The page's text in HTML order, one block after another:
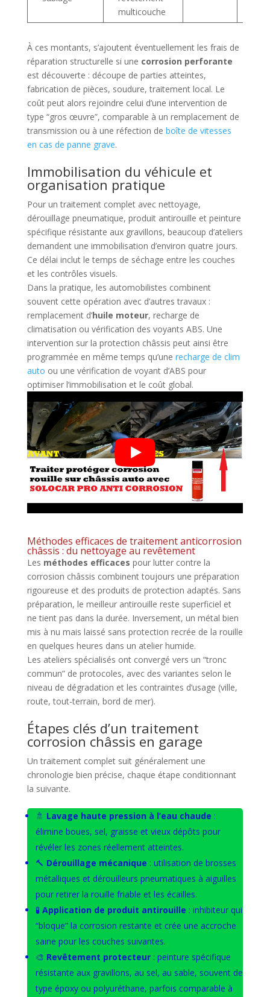
multicouche
À ces montants, s’ajoutent éventuellement les frais de
réparation structurelle si une corrosion perforante
est découverte : découpe de parties atteintes,
fabrication de pièces, soudure, traitement local. Le
coût peut alors rejoindre celui d’une intervention de
type “gros œuvre”, comparable à un remplacement de
transmission ou à une réfection de boîte de vitesses
en cas de panne grave.
Immobilisation du véhicule et
organisation pratique
Pour un traitement complet avec nettoyage,
dérouillage pneumatique, produit antirouille et peinture
spécifique résistante aux gravillons, beaucoup d’ateliers
demandent une immobilisation d’environ quatre jours.
Ce délai inclut le temps de séchage entre les couches
et les contrôles visuels.
Dans la pratique, les automobilistes combinent
souvent cette opération avec d’autres travaux :
remplacement d’huile moteur, recharge de
climatisation ou vérification des voyants ABS. Une
intervention sur la protection châssis peut ainsi être
programmée en même temps qu’une recharge de clim
auto ou une vérification de voyant d’ABS pour
optimiser l’immobilisation et le coût global.
Méthodes efficaces de traitement anticorrosion
châssis : du nettoyage au revêtement
Les méthodes efficaces pour lutter contre la
corrosion châssis combinent toujours une préparation
rigoureuse et des produits de protection adaptés. Sans
préparation, le meilleur antirouille reste superficiel et
ne tient pas dans la durée. Inversement, un métal bien
mis à nu mais laissé sans protection recrée de la rouille
en quelques heures dans un atelier humide.
Les ateliers spécialisés ont convergé vers un “tronc
commun” de protocoles, avec des variantes selon le
niveau de dégradation et les contraintes d’usage (ville,
route, tout-terrain, bord de mer).
Étapes clés d’un traitement
corrosion châssis en garage
Un traitement complet suit généralement une
chronologie bien précise, chaque étape conditionnant
la suivante.
🚿 Lavage haute pression à l’eau chaude :
élimine boues, sel, graisse et vieux dépôts pour
révéler les zones réellement atteintes.
🔨 Dérouillage mécanique : utilisation de brosses
métalliques et dérouilleurs pneumatiques à aiguilles
pour retirer la rouille friable et les écailles.
🧪 Application de produit antirouille : inhibiteur qui
“bloque” la corrosion restante et crée une accroche
saine pour les couches suivantes.
🎨 Revêtement protecteur: peinture spécifique
résistante aux gravillons, au sel, au sable, souvent de
type époxy ou polyuréthane, parfois comparable à